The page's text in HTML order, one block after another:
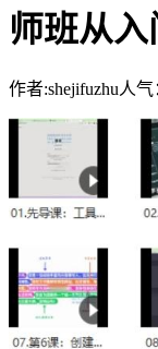
师班从
作者:shejifuzhu人气